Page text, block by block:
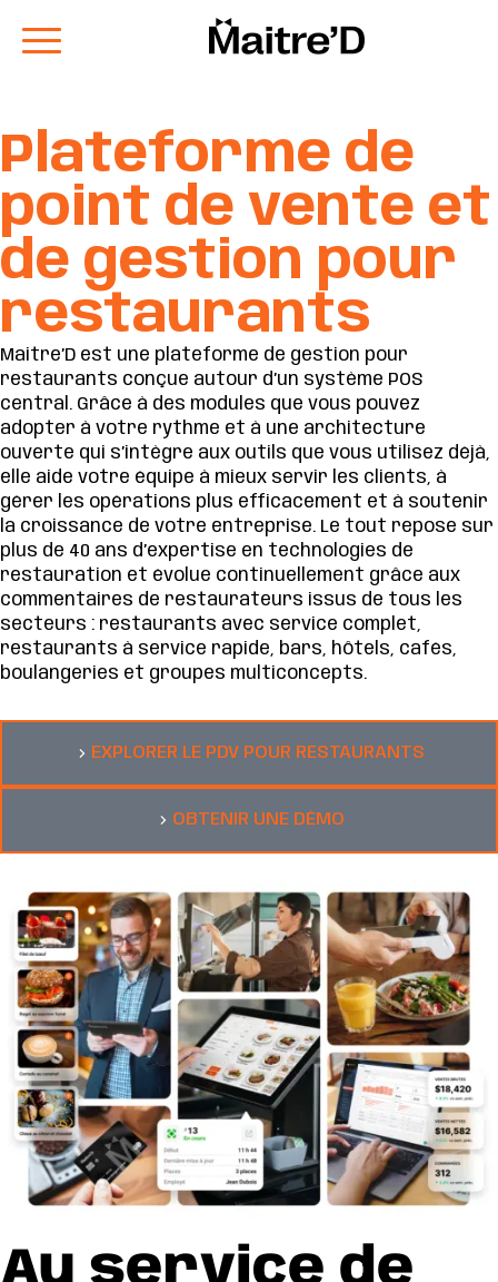
Plateforme de
point de vente et
de gestion pour
restaurants
Maitre’D est une plateforme de gestion pour
restaurants conçue autour d’un système POS
central. Grâce à des modules que vous pouvez
adopter à votre rythme et à une architecture
ouverte qui s’intègre aux outils que vous utilisez déjà,
elle aide votre équipe à mieux servir les clients, à
gérer les opérations plus efficacement et à soutenir
la croissance de votre entreprise. Le tout repose sur
plus de 40 ans d’expertise en technologies de
restauration et évolue continuellement grâce aux
commentaires de restaurateurs issus de tous les
secteurs : restaurants avec service complet,
restaurants à service rapide, bars, hôtels, cafés,
boulangeries et groupes multiconcepts.
EXPLORER LE PDV POUR RESTAURANTS
OBTENIR UNE DÉMO
Au service de